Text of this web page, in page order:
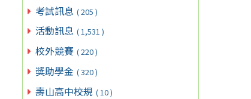
考試訊息 ( 205 )
活動訊息 ( 1,531 )
校外競賽 ( 220 )
獎助學金 ( 320 )
壽山高中校規 ( 10 )